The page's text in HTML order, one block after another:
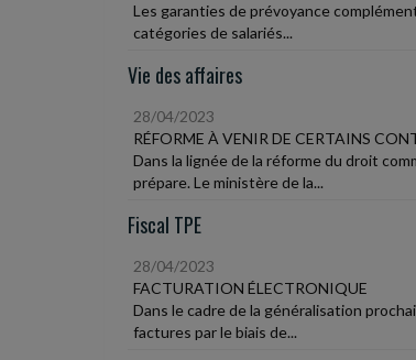
Les garanties de prévoyance
catégories de salariés...
Vie des affaires
28/04/2023
RÉFORME À VENIR DE CERTAINS
Dans la lignée de la réforme du droit
prépare. Le ministère de la...
Fiscal TPE
28/04/2023
FACTURATION ÉLECTRONIQUE
Dans le cadre de la généralisation
factures par le biais de...